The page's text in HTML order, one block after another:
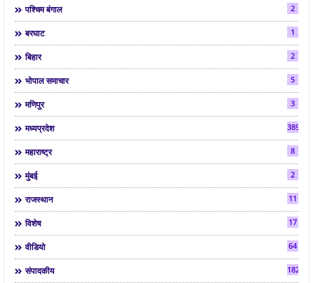
पश्चिम बंगाल 2
बरघाट 1
बिहार 2
भोपाल समाचार 5
मणिपुर 3
मध्यप्रदेश 3892
महाराष्ट्र 8
मुंबई 2
राजस्थान 11
विशेष 17
वीडियो 64
संपादकीय 182